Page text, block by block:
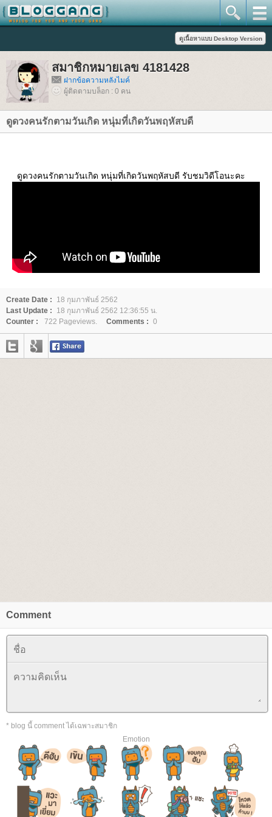
สมาชิกหมายเลข 4181428
ฝากข้อความหลังไมค์
ผู้ติดตามบล็อก : 0 คน
ดูดวงคนรักตามวันเกิด หนุ่มที่เกิดวันพฤหัสบดี
ดูดวงคนรักตามวันเกิด หนุ่มที่เกิดวันพฤหัสบดี รับชมวิดีโอนะคะ
Create Date :
18 กุมภาพันธ์ 2562
Last Update :
18 กุมภาพันธ์ 2562 12:36:55 น.
Counter :
722 Pageviews. Comments : 0
Comment
* blog นี้ comment ได้เฉพาะสมาชิก
Emotion